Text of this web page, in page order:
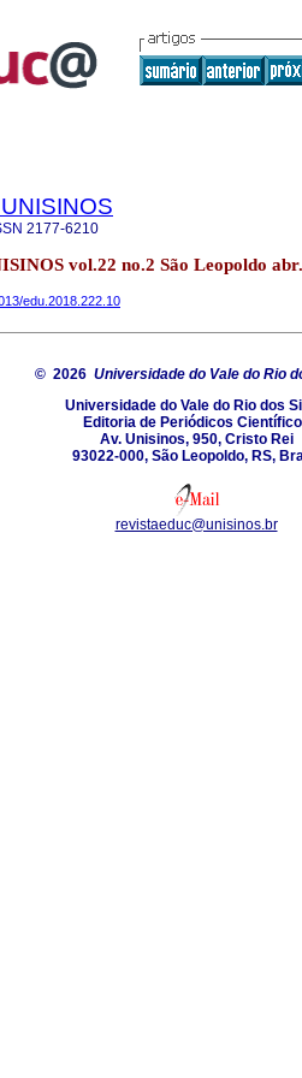
2177-6210
vol.22 no.2 São Leopoldo
edu.2018.222.10
© 2026 Universidade do Vale do Rio
Universidade do Vale do Rio dos
Editoria de Periódicos
Av. Unisinos, 950, Cristo Rei
93022-000, São Leopoldo, RS,
revistaeduc@unisinos.br